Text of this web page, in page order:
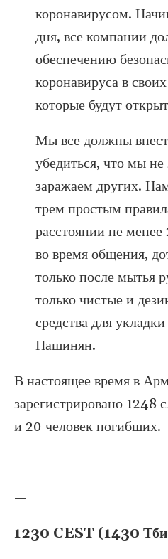
коронавирусом.
дня, все компании
обеспечению
коронавируса в
которые будут
Мы все должны
убедиться, что мы
заражаем других.
трем простым
расстоянии не
во время общения,
только после мытья
только чистые и
средства для
Пашинян.
В настоящее время в
зарегистрировано 1248
и 20 человек погибших.
—
1230 CEST (1430